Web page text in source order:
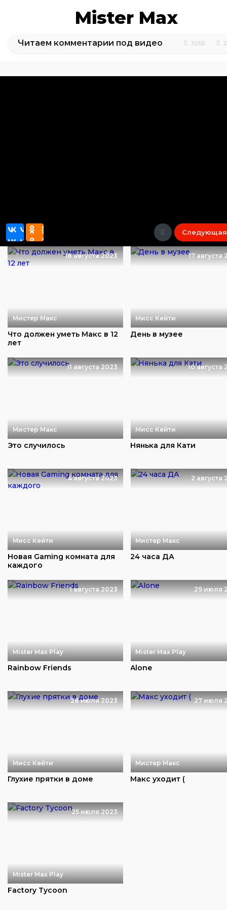
Mister Max
Читаем комментарии под видео 3265
Следующая
18 августа 2023
Мистер Макс
Что должен уметь Макс в 12
лет
17 августа
Мисс Кейти
День в музее
11 августа 2023
Мистер Макс
Это случилось
10 августа
Мисс Кейти
Нянька для Кати
4 августа 2023
Мисс Кейти
Новая Gaming комната для
каждого
2 августа
Мистер Макс
24 часа ДА
1 августа 2023
Mister Max Play
Rainbow Friends
29 июля
Mister Max Play
Alone
28 июля 2023
Мисс Кейти
Глухие прятки в доме
27 июля
Мистер Макс
Макс уходит (
25 июля 2023
Mister Max Play
Factory Tycoon